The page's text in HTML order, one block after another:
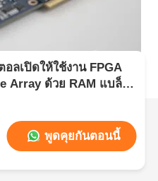
ลเปิดให้ใช้งาน FPGA
Array ด้วย RAM แบล็อก
พูดคุยกันตอนนี้